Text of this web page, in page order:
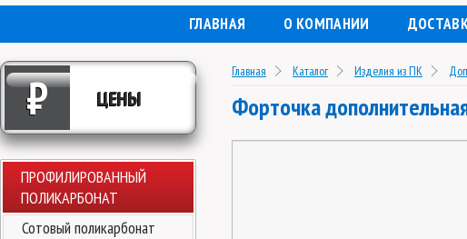
ГЛАВНАЯ О КОМПАНИИ
₽ ЦЕНЫ
ПРОФИЛИРОВАННЫЙ
ПОЛИКАРБОНАТ
Сотовый поликарбонат
Главная Каталог Изделия из ПК
Форточка